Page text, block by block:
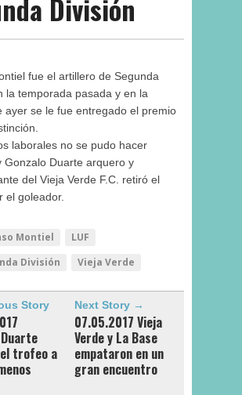
División
fue el artillero de Segunda
la temporada pasada y en la
ayer se le fue entregado el premio
laborales no se pudo hacer
Gonzalo Duarte arquero y
del Vieja Verde F.C. retiró el
el goleador.
Montiel
LUF
División
Vieja Verde
Story
trofeo a
Next Story →
07.05.2017 Vieja
Verde y La Base
empataron en un
gran encuentro